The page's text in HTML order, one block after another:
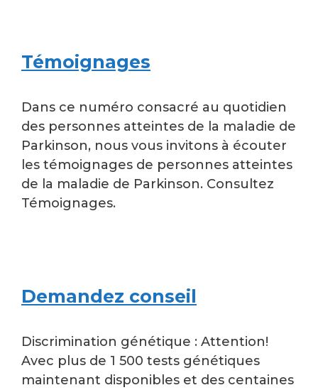
Témoignages
Dans ce numéro consacré au quotidien
des personnes atteintes de la maladie de
Parkinson, nous vous invitons à écouter
les témoignages de personnes atteintes
de la maladie de Parkinson. Consultez
Témoignages.
Demandez conseil
Discrimination génétique : Attention!
Avec plus de 1 500 tests génétiques
maintenant disponibles et des centaines